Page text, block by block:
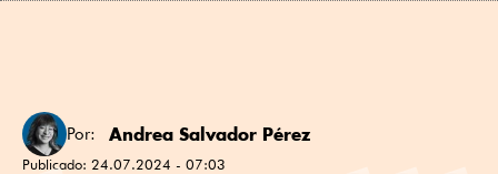
Por: Andrea Salvador Pérez
Publicado: 24.07.2024 - 07:03